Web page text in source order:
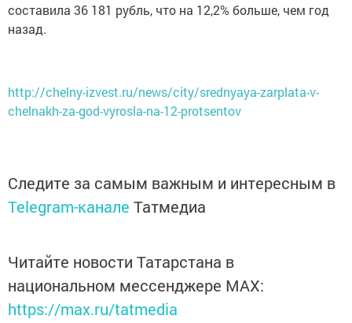
составила 36 181 рубль, что на 12,2% больше, чем год
назад.
http://chelny-izvest.ru/news/city/srednyaya-zarplata-v-
chelnakh-za-god-vyrosla-na-12-protsentov
Следите за самым важным и интересным в
Telegram-канале Татмедиа
Читайте новости Татарстана в
национальном мессенджере MАХ:
https://max.ru/tatmedia